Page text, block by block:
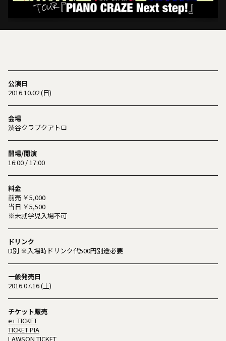
公演日
2016.10.02 (日)
会場
渋谷クラブクアトロ
開場/開演
16:00 / 17:00
料金
前売 ￥5,000
当日 ￥5,500
※未就学児入場不可
ドリンク
D別 ※入場時ドリンク代500円別途必要
一般発売日
2016.07.16 (土)
チケット販売
e+ TICKET
TICKET PIA
LAWSON TICKET